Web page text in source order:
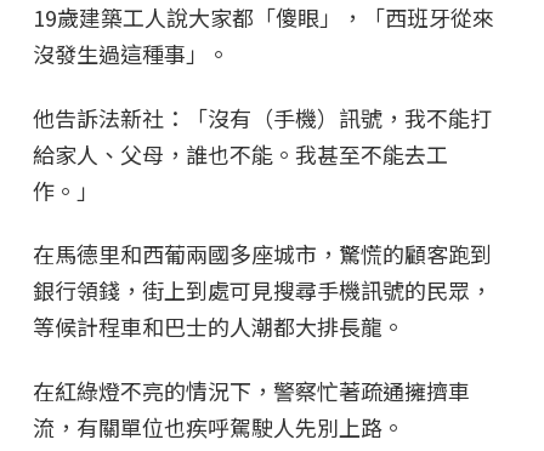
19歲建築工人說大家都「傻眼」，「西班牙從來
沒發生過這種事」。
他告訴法新社：「沒有（手機）訊號，我不能打
給家人、父母，誰也不能。我甚至不能去工
作。」
在馬德里和西葡兩國多座城市，驚慌的顧客跑到
銀行領錢，街上到處可見搜尋手機訊號的民眾，
等候計程車和巴士的人潮都大排長龍。
在紅綠燈不亮的情況下，警察忙著疏通擁擠車
流，有關單位也疾呼駕駛人先別上路。